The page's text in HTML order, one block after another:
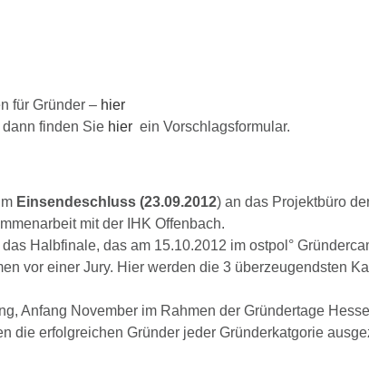
für Gründer – hier
finden Sie hier ein Vorschlagsformular.
Einsendeschluss (23.09.2012) an das Projektbüro
mit der IHK Offenbach.
Halbfinale, das am 15.10.2012 im ostpol°
vor einer Jury. Hier werden die 3 überzeugendsten
Anfang November im Rahmen der Gründertage
die erfolgreichen Gründer jeder Gründerkatgorie